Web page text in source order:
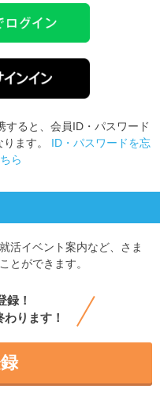
ると、会員ID・パスワード
ます。 ID・パスワードを忘
ら
活イベント案内など、さま
とができます。
録！
わります！